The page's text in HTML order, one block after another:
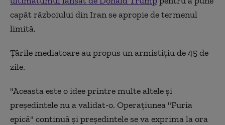
capăt războiului din Iran se apropie de termenul
limită.
Țările mediatoare au propus un armistițiu de 45 de
zile.
"Aceasta este o idee printre multe altele şi
preşedintele nu a validat-o. Operaţiunea "Furia
epică" continuă şi preşedintele se va exprima la ora